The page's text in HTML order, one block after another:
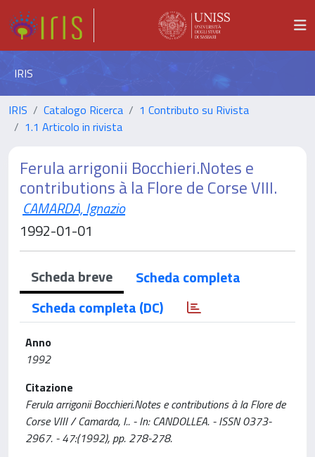
IRIS
IRIS Catalogo Ricerca
1 Contributo su Rivista
1.1 Articolo in rivista
Ferula arrigonii Bocchieri.Notes e
contributions à la Flore de Corse VIII.
CAMARDA, Ignazio
1992-01-01
Scheda breve
Scheda completa
Scheda completa (DC)
Anno
1992
Citazione
Ferula arrigonii Bocchieri.Notes e contributions à la Flore de
Corse VIII / Camarda, I.. - In: CANDOLLEA. - ISSN 0373-
2967. - 47:(1992), pp. 278-278.